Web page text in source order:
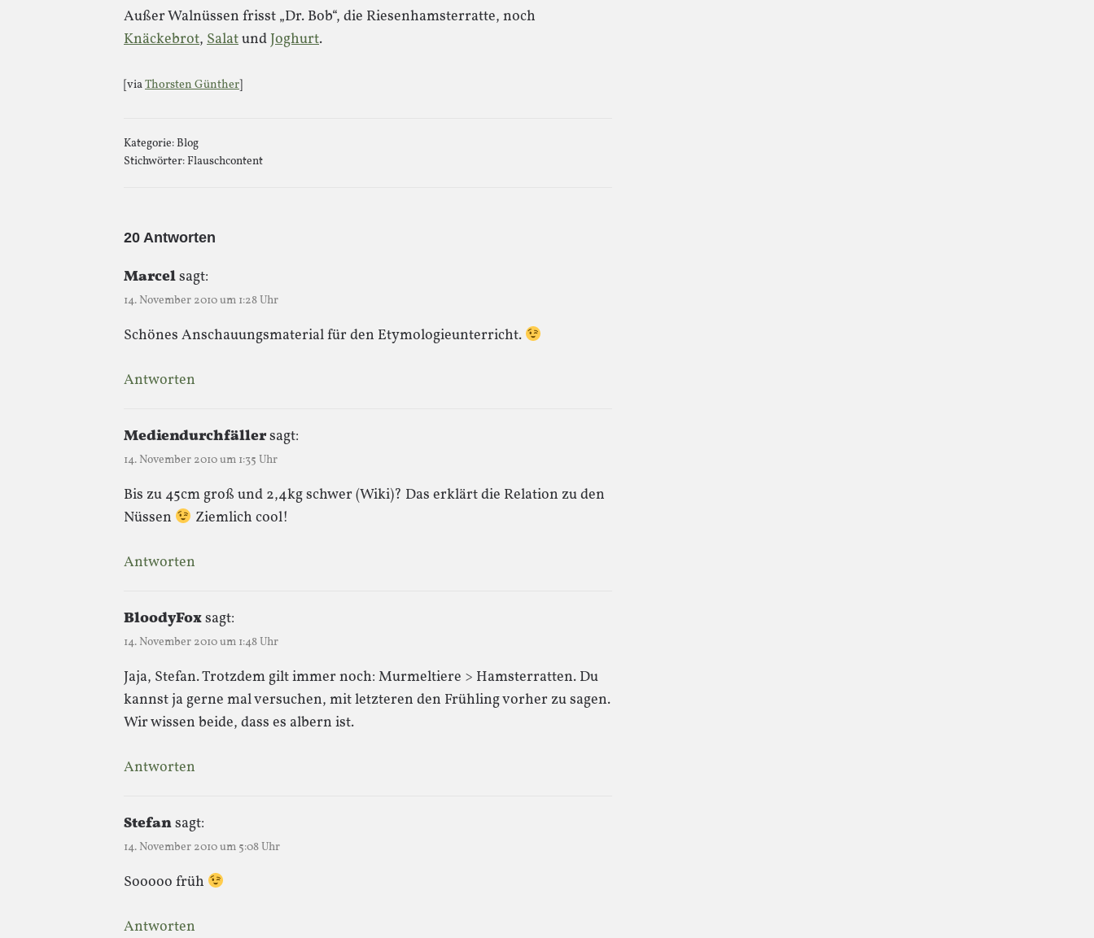
Außer Walnüssen frisst „Dr. Bob“, die Riesenhamsterratte, noch
Knäckebrot, Salatund Joghurt.
[viaThorsten Günther]
Kategorie:Blog
Stichwörter:Flauschcontent
20 Antworten
Marcelsagt:
14. November 2010 um 1:28 Uhr
Schönes Anschauungsmaterial für den Etymologieunterricht.
Antworten
Mediendurchfällersagt:
14. November 2010 um 1:35 Uhr
Bis zu 45cm groß und 2,4kg schwer (Wiki)? Das erklärt die Relation zu den
Nüssen
Ziemlich cool!
Antworten
BloodyFoxsagt:
14. November 2010 um 1:48 Uhr
Jaja, Stefan. Trotzdem gilt immer noch: Murmeltiere > Hamsterratten. Du
kannst ja gerne mal versuchen, mit letzteren den Frühling vorher zu sagen.
Wir wissen beide, dass es albern ist.
Antworten
Stefansagt:
14. November 2010 um 5:08 Uhr
Sooooo früh
Antworten